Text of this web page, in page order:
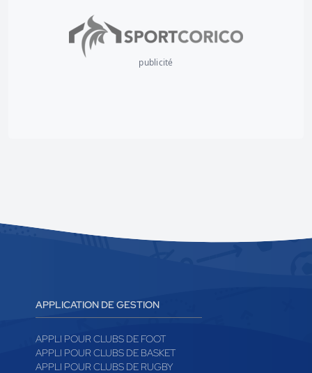
publicité
APPLICATION DE GESTION
APPLI POUR CLUBS DE FOOT
APPLI POUR CLUBS DE BASKET
APPLI POUR CLUBS DE RUGBY